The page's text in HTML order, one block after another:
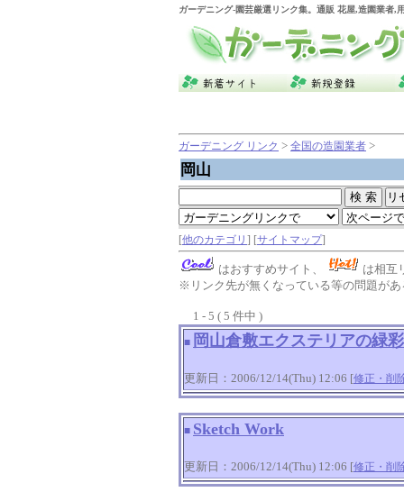
ガーデニング-園芸厳選リンク集。通販 花屋,造園業者,
ガーデニング リンク > 全国の造園業者 >
岡山
[他のカテゴリ ] [サイトマップ]
はおすすめサイト、
は相互
※リンク先が無くなっている等の問題が
1 - 5 ( 5 件中 )
■ 岡山倉敷エクステリアの緑
更新日：2006/12/14(Thu) 12:06 [修正・削
■ Sketch Work
更新日：2006/12/14(Thu) 12:06 [修正・削